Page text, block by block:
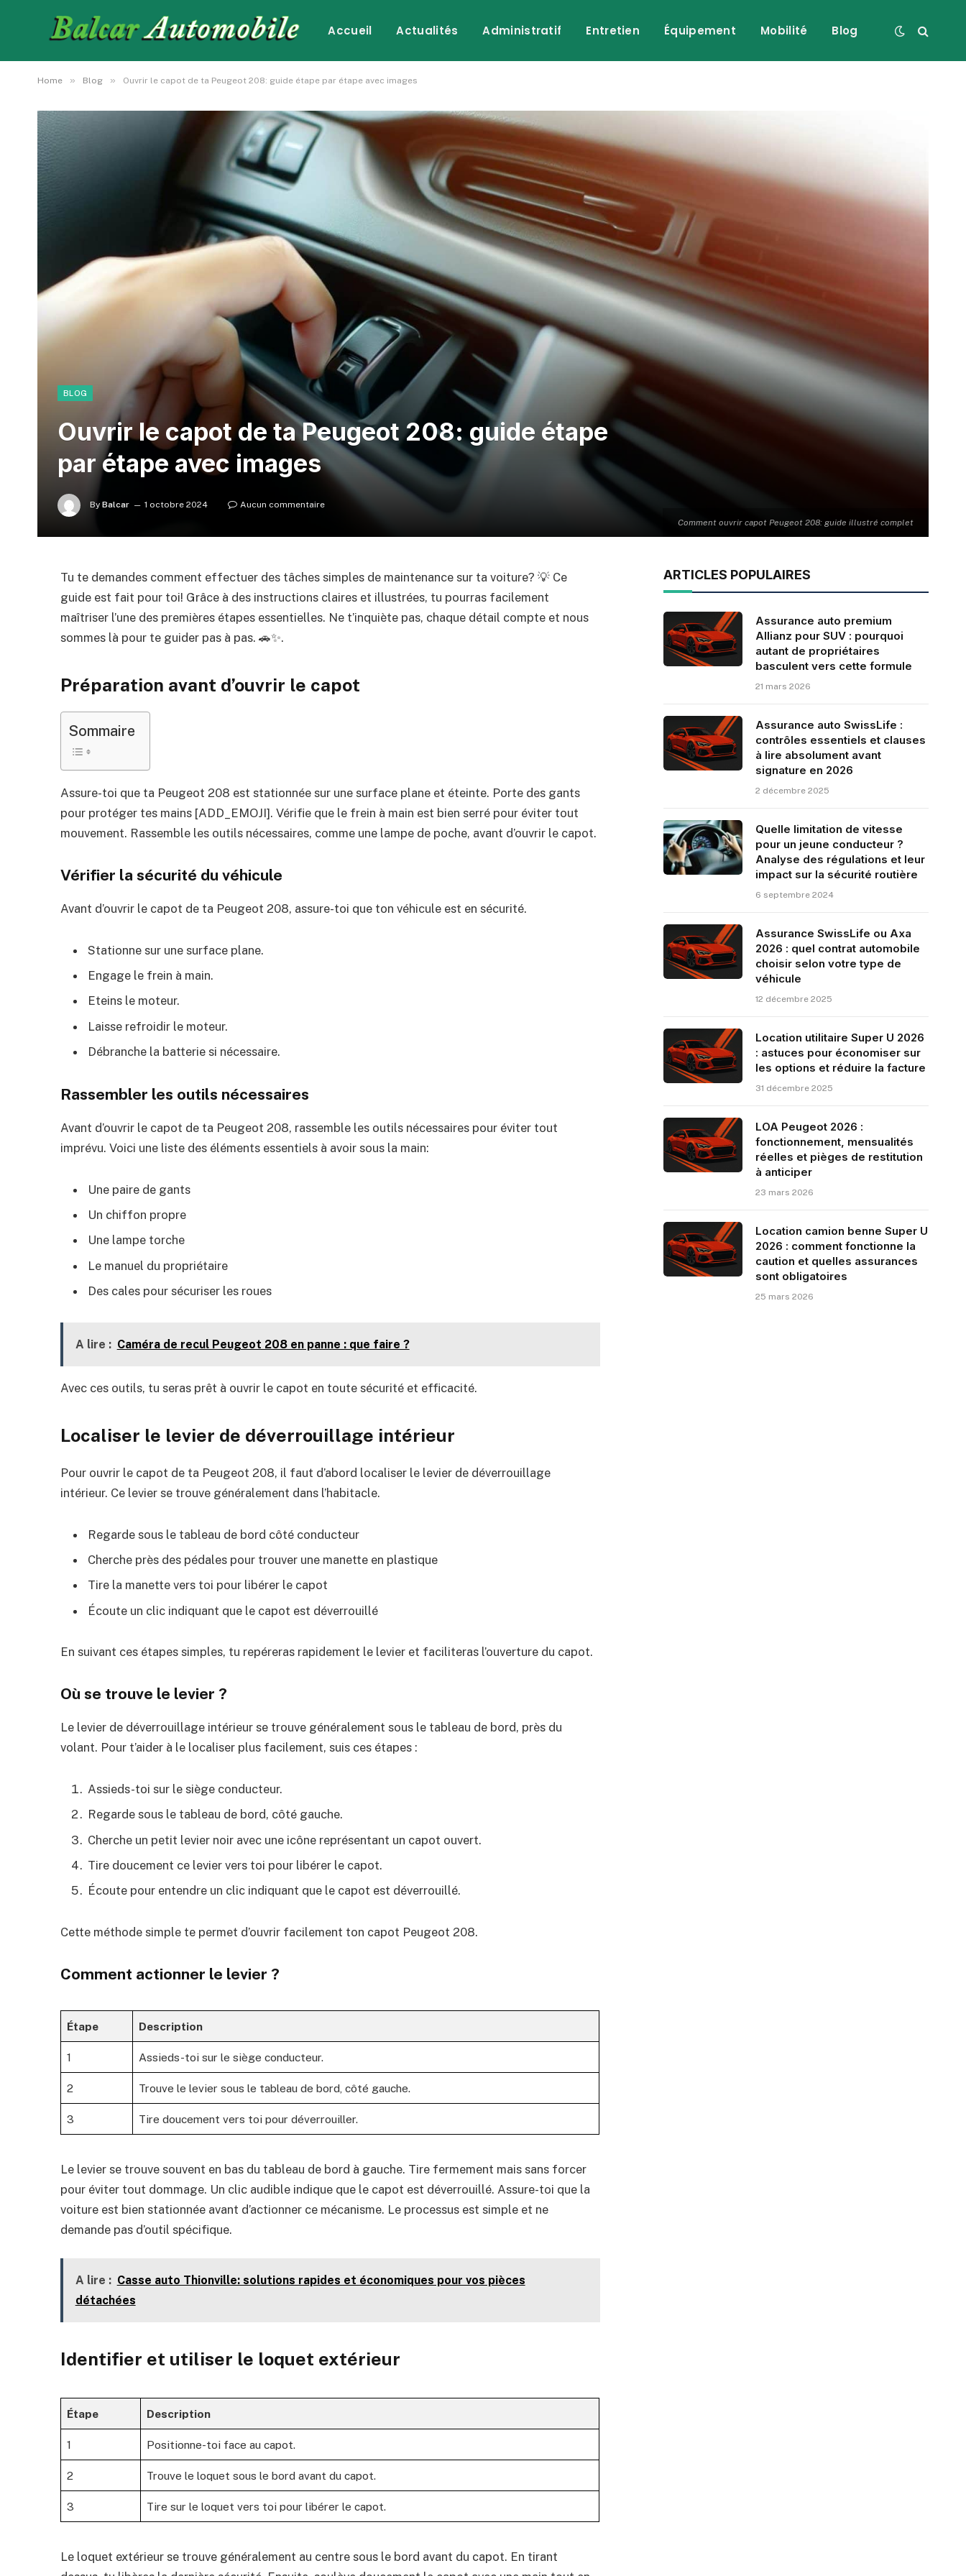
Accueil Actualités Administratif Entretien Équipement Mobilité Blog
Home » Blog » Ouvrir le capot de ta Peugeot 208: guide étape par étape avec images
Comment ouvrir capot Peugeot 208: guide illustré complet
BLOG
Ouvrir le capot de ta Peugeot 208: guide étape
par étape avec images
By Balcar 1 octobre 2024 Aucun commentaire
Tu te demandes comment effectuer des tâches simples de maintenance sur ta voiture? 💡 Ce
guide est fait pour toi! Grâce à des instructions claires et illustrées, tu pourras facilement
maîtriser l’une des premières étapes essentielles. Ne t’inquiète pas, chaque détail compte et nous
sommes là pour te guider pas à pas. 🚗✨.
Préparation avant d’ouvrir le capot
Sommaire
Assure-toi que ta Peugeot 208 est stationnée sur une surface plane et éteinte. Porte des gants
pour protéger tes mains [ADD_EMOJI]. Vérifie que le frein à main est bien serré pour éviter tout
mouvement. Rassemble les outils nécessaires, comme une lampe de poche, avant d’ouvrir le capot.
Vérifier la sécurité du véhicule
Avant d’ouvrir le capot de ta Peugeot 208, assure-toi que ton véhicule est en sécurité.
Stationne sur une surface plane.
Engage le frein à main.
Eteins le moteur.
Laisse refroidir le moteur.
Débranche la batterie si nécessaire.
Rassembler les outils nécessaires
Avant d’ouvrir le capot de ta Peugeot 208, rassemble les outils nécessaires pour éviter tout
imprévu. Voici une liste des éléments essentiels à avoir sous la main:
Une paire de gants
Un chiffon propre
Une lampe torche
Le manuel du propriétaire
Des cales pour sécuriser les roues
A lire : Caméra de recul Peugeot 208 en panne : que faire ?
Avec ces outils, tu seras prêt à ouvrir le capot en toute sécurité et efficacité.
Localiser le levier de déverrouillage intérieur
Pour ouvrir le capot de ta Peugeot 208, il faut d’abord localiser le levier de déverrouillage
intérieur. Ce levier se trouve généralement dans l’habitacle.
Regarde sous le tableau de bord côté conducteur
Cherche près des pédales pour trouver une manette en plastique
Tire la manette vers toi pour libérer le capot
Écoute un clic indiquant que le capot est déverrouillé
En suivant ces étapes simples, tu repéreras rapidement le levier et faciliteras l’ouverture du capot.
Où se trouve le levier ?
Le levier de déverrouillage intérieur se trouve généralement sous le tableau de bord, près du
volant. Pour t’aider à le localiser plus facilement, suis ces étapes :
Assieds-toi sur le siège conducteur.
Regarde sous le tableau de bord, côté gauche.
Cherche un petit levier noir avec une icône représentant un capot ouvert.
Tire doucement ce levier vers toi pour libérer le capot.
Écoute pour entendre un clic indiquant que le capot est déverrouillé.
Cette méthode simple te permet d’ouvrir facilement ton capot Peugeot 208.
Comment actionner le levier ?
Étape Description
1 Assieds-toi sur le siège conducteur.
2 Trouve le levier sous le tableau de bord, côté gauche.
3 Tire doucement vers toi pour déverrouiller.
Le levier se trouve souvent en bas du tableau de bord à gauche. Tire fermement mais sans forcer
pour éviter tout dommage. Un clic audible indique que le capot est déverrouillé. Assure-toi que la
voiture est bien stationnée avant d’actionner ce mécanisme. Le processus est simple et ne
demande pas d’outil spécifique.
A lire : Casse auto Thionville: solutions rapides et économiques pour vos pièces
détachées
Identifier et utiliser le loquet extérieur
Étape Description
1 Positionne-toi face au capot.
2 Trouve le loquet sous le bord avant du capot.
3 Tire sur le loquet vers toi pour libérer le capot.
Le loquet extérieur se trouve généralement au centre sous le bord avant du capot. En tirant
ARTICLES POPULAIRES
Assurance auto premium
Allianz pour SUV : pourquoi
autant de propriétaires
basculent vers cette formule
21 mars 2026
Assurance auto SwissLife :
contrôles essentiels et clauses
à lire absolument avant
signature en 2026
2 décembre 2025
Quelle limitation de vitesse
pour un jeune conducteur ?
Analyse des régulations et leur
impact sur la sécurité routière
6 septembre 2024
Assurance SwissLife ou Axa
2026 : quel contrat automobile
choisir selon votre type de
véhicule
12 décembre 2025
Location utilitaire Super U 2026
: astuces pour économiser sur
les options et réduire la facture
31 décembre 2025
LOA Peugeot 2026 :
fonctionnement, mensualités
réelles et pièges de restitution
à anticiper
23 mars 2026
Location camion benne Super U
2026 : comment fonctionne la
caution et quelles assurances
sont obligatoires
25 mars 2026